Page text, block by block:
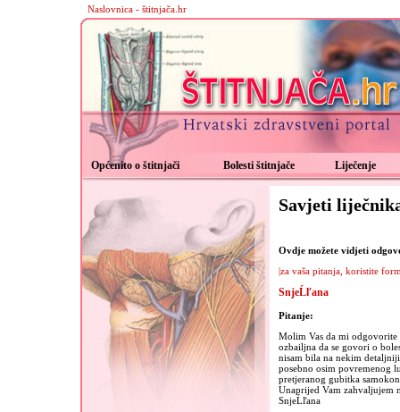
Naslovnica - štitnjača.hr
Općenito o štitnjači Bolesti štitnjače Liječenje
Savjeti
Ovdje možete vidjeti
|za vaša pitanja, koristite
SnjeĹľana
Pitanje:
Molim Vas da mi
ozbailjna da se govori o
nisam bila na nekim
posebno osim povremenog
pretjeranog gubitka
Unaprijed Vam zahvaljujem
SnjeĹľana